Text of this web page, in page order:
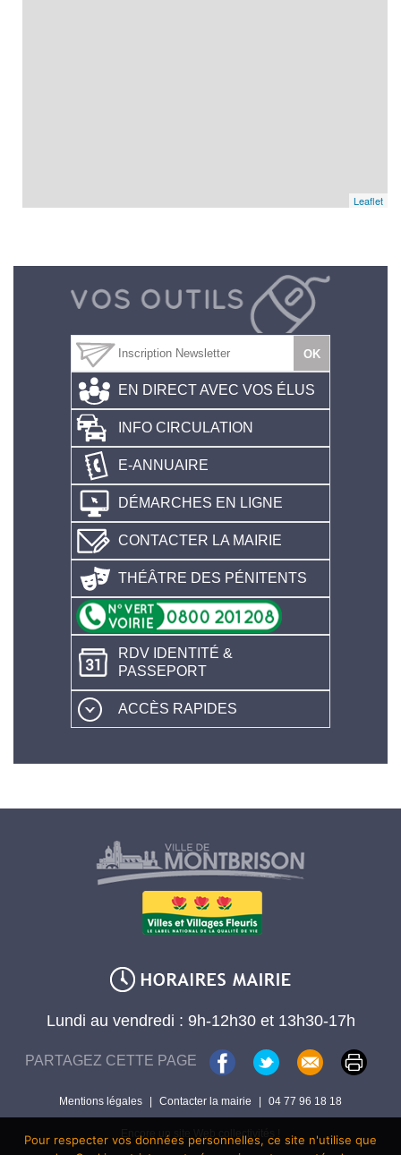
Leaflet
EN DIRECT AVEC VOS ÉLUS
INFO CIRCULATION
E-ANNUAIRE
DÉMARCHES EN LIGNE
CONTACTER LA MAIRIE
THÉÂTRE DES PÉNITENTS
RDV IDENTITÉ &
PASSEPORT
ACCÈS RAPIDES
Lundi au vendredi : 9h-12h30 et 13h30-17h
PARTAGEZ CETTE PAGE
Mentions légales | Contacter la mairie | 04 77 96 18 18
Encore un site Web collectivités !
Pour respecter vos données personnelles, ce site n'utilise que